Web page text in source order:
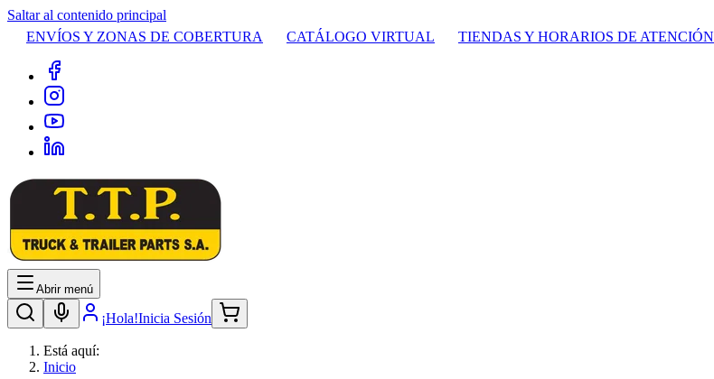
Saltar al contenido principal
ENVÍOS Y ZONAS DE COBERTURA
CATÁLOGO VIRTUAL TIENDAS Y HORARIOS DE ATENCIÓN
Abrir menú
¡Hola!Inicia Sesión
Está aquí:
Inicio